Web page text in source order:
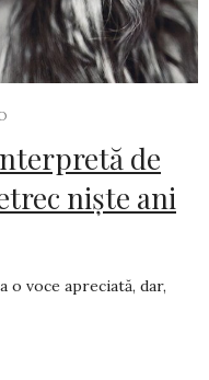
de
niște ani
o voce apreciată, dar,